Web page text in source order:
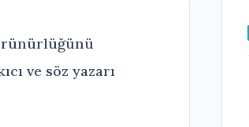
ve söz yazarı